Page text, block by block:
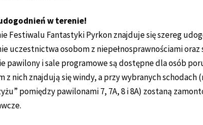
w terenie!
Festiwalu Fantastyki Pyrkon znajduje się szereg
uczestnictwa osobom z niepełnosprawnościami
pawilony i sale programowe są dostępne dla osób
z nich znajdują się windy, a przy wybranych schodach
pomiędzy pawilonami 7, 7A, 8 i 8A) zostaną